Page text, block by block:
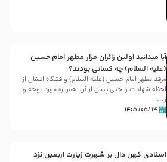
آیا میدانید اولین زائران مزار مطهر امام حسین
(علیه السلام) چه کسانی بودند؟
مرقد مطهر امام حسین (علیه السلام) و قتلگاه ایشان از
لحظه شهادت و حتی پیش از آن، همواره مورد توجه و
ز...
۱۴ /۰۵/ ۱۴۰۵
اسنادی کهن دال بر شهرت زیارت اربعین نزد